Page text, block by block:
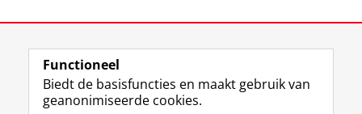
View this page in:English
Functioneel
Biedt de basisfuncties en maakt gebruik van
geanonimiseerde cookies.